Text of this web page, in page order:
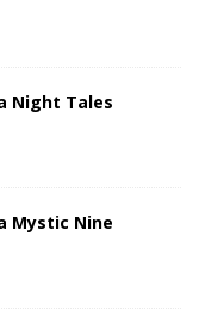
Night Tales
Mystic Nine